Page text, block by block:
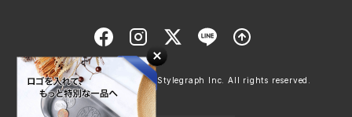
Copyright © 1998 - 2026 Stylegraph Inc. All rights reserved.